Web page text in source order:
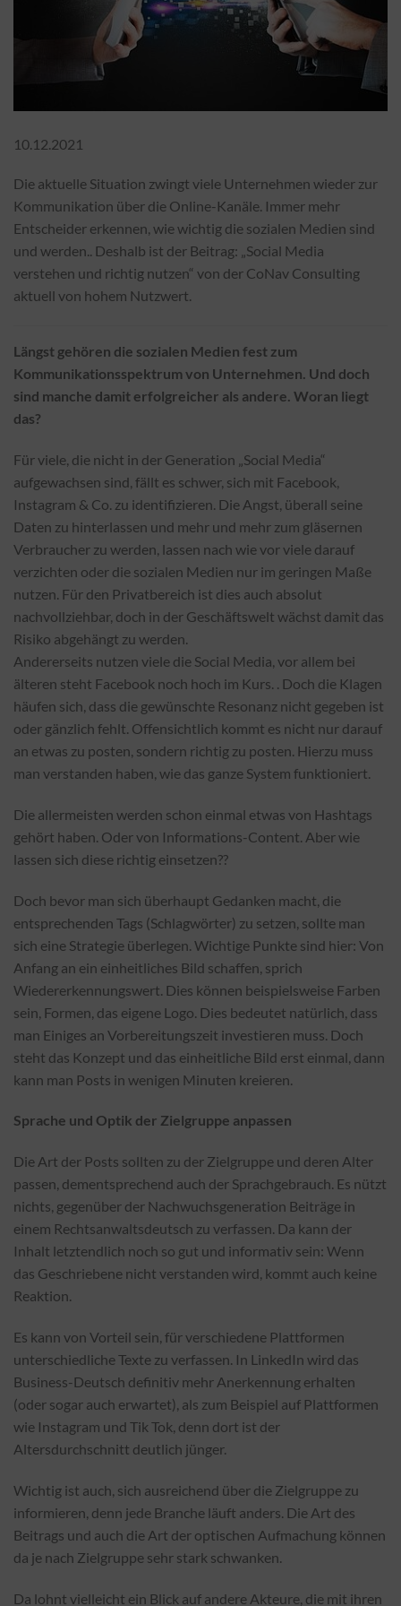
10.12.2021
Die aktuelle Situation zwingt viele Unternehmen wieder zur
Kommunikation über die Online-Kanäle. Immer mehr
Entscheider erkennen, wie wichtig die sozialen Medien sind
und werden.. Deshalb ist der Beitrag: „Social Media
verstehen und richtig nutzen“ von der CoNav Consulting
aktuell von hohem Nutzwert.
Längst gehören die sozialen Medien fest zum
Kommunikationsspektrum von Unternehmen. Und doch
sind manche damit erfolgreicher als andere. Woran liegt
das?
Für viele, die nicht in der Generation „Social Media“
aufgewachsen sind, fällt es schwer, sich mit Facebook,
Instagram & Co. zu identifizieren. Die Angst, überall seine
Daten zu hinterlassen und mehr und mehr zum gläsernen
Verbraucher zu werden, lassen nach wie vor viele darauf
verzichten oder die sozialen Medien nur im geringen Maße
nutzen. Für den Privatbereich ist dies auch absolut
nachvollziehbar, doch in der Geschäftswelt wächst damit das
Risiko abgehängt zu werden.
Andererseits nutzen viele die Social Media, vor allem bei
älteren steht Facebook noch hoch im Kurs. . Doch die Klagen
häufen sich, dass die gewünschte Resonanz nicht gegeben ist
oder gänzlich fehlt. Offensichtlich kommt es nicht nur darauf
an etwas zu posten, sondern richtig zu posten. Hierzu muss
man verstanden haben, wie das ganze System funktioniert.
Die allermeisten werden schon einmal etwas von Hashtags
gehört haben. Oder von Informations-Content. Aber wie
lassen sich diese richtig einsetzen??
Doch bevor man sich überhaupt Gedanken macht, die
entsprechenden Tags (Schlagwörter) zu setzen, sollte man
sich eine Strategie überlegen. Wichtige Punkte sind hier: Von
Anfang an ein einheitliches Bild schaffen, sprich
Wiedererkennungswert. Dies können beispielsweise Farben
sein, Formen, das eigene Logo. Dies bedeutet natürlich, dass
man Einiges an Vorbereitungszeit investieren muss. Doch
steht das Konzept und das einheitliche Bild erst einmal, dann
kann man Posts in wenigen Minuten kreieren.
Sprache und Optik der Zielgruppe anpassen
Die Art der Posts sollten zu der Zielgruppe und deren Alter
passen, dementsprechend auch der Sprachgebrauch. Es nützt
nichts, gegenüber der Nachwuchsgeneration Beiträge in
einem Rechtsanwaltsdeutsch zu verfassen. Da kann der
Inhalt letztendlich noch so gut und informativ sein: Wenn
das Geschriebene nicht verstanden wird, kommt auch keine
Reaktion.
Es kann von Vorteil sein, für verschiedene Plattformen
unterschiedliche Texte zu verfassen. In LinkedIn wird das
Business-Deutsch definitiv mehr Anerkennung erhalten
(oder sogar auch erwartet), als zum Beispiel auf Plattformen
wie Instagram und Tik Tok, denn dort ist der
Altersdurchschnitt deutlich jünger.
Wichtig ist auch, sich ausreichend über die Zielgruppe zu
informieren, denn jede Branche läuft anders. Die Art des
Beitrags und auch die Art der optischen Aufmachung können
da je nach Zielgruppe sehr stark schwanken.
Da lohnt vielleicht ein Blick auf andere Akteure, die mit ihren